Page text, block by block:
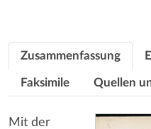
Zusammenfassung
Faksimile Quellen
Mit der